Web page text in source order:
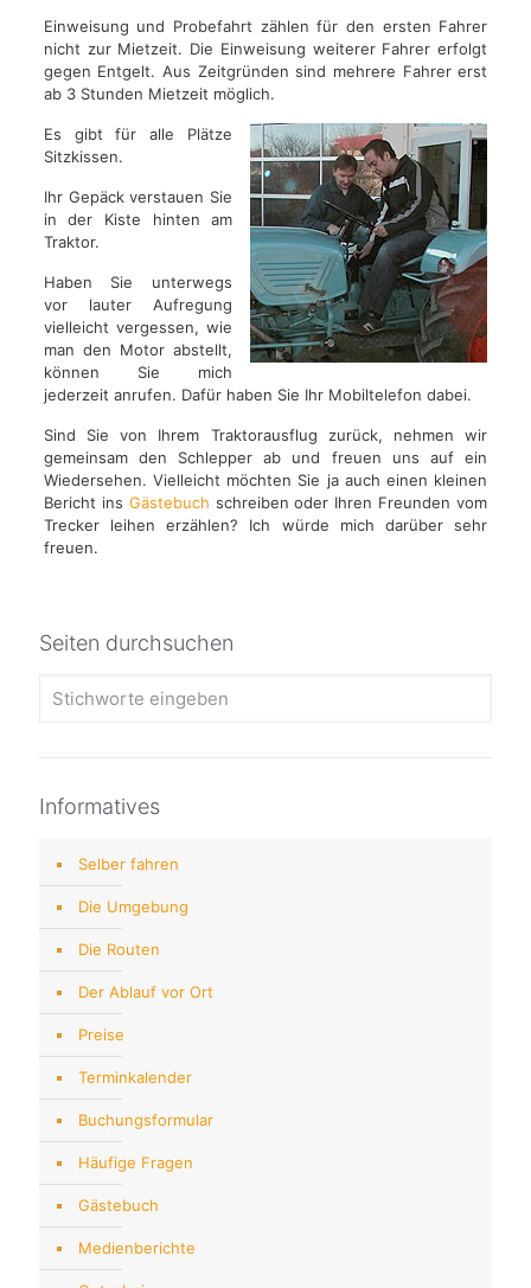
Einweisung und Probefahrt zählen für den ersten Fahrer
nicht zur Mietzeit. Die Einweisung weiterer Fahrer erfolgt
gegen Entgelt. Aus Zeitgründen sind mehrere Fahrer erst
ab 3 Stunden Mietzeit möglich.
Es gibt für alle Plätze
Sitzkissen.
Ihr Gepäck verstauen Sie
in der Kiste hinten am
Traktor.
Haben Sie unterwegs
vor lauter Aufregung
vielleicht vergessen, wie
man den Motor abstellt,
können Sie mich
jederzeit anrufen. Dafür haben Sie Ihr Mobiltelefon dabei.
Sind Sie von Ihrem Traktorausflug zurück, nehmen wir
gemeinsam den Schlepper ab und freuen uns auf ein
Wiedersehen. Vielleicht möchten Sie ja auch einen kleinen
Bericht ins Gästebuch schreiben oder Ihren Freunden vom
Trecker leihen erzählen? Ich würde mich darüber sehr
freuen.
Seiten durchsuchen
Informatives
Selber fahren
Die Umgebung
Die Routen
Der Ablauf vor Ort
Preise
Terminkalender
Buchungsformular
Häufige Fragen
Gästebuch
Medienberichte